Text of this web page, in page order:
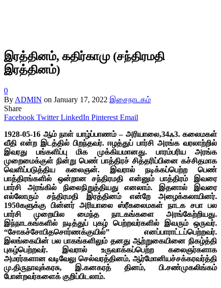
இரத்தினம், கதிர்காமு (சந்திரமதி
இரத்தினம்)
0
By ADMIN on January 17, 2022 இசைநாடகம்
Share
Facebook Twitter LinkedIn Pinterest Email
1928-05-16 ஆம் நாள் யாழ்ப்பாணம் – அரியாலை,34ஃ3. கலைமகள்
வீதி என்ற இடத்தில் பிறந்தவர். ஈழத்துப் பார்சி அரங்க வரலாற்றில்
இவரது பங்களிப்பு மிக முக்கியமானது. பாரம்பரிய அரங்க
முறைமைக்குள் நின்று பெண் பாத்திரச் சித்தரிப்பினை கச்சிதமாக
வெளிப்படுத்திய கலைஞன். இவரால் நடிக்கப்பெற்ற பெண்
பாத்திரங்களில் ஒன்றான சந்திரமதி என்னும் பாத்திரம் இவரை
பார்சி அரங்கில் நிலைநிறுத்தியது எனலாம். இதனால் இவரை
எல்லோரும் சந்திரமதி இரத்தினம் என்றே அழைக்கலாயினர்.
1950களுக்கு பின்னர் அரியாலை ஸ்ரீகலைமகள் நாடக சபா பல
பார்சி முறையில மைந்த நாடகங்களை அரங்கேற்றியது.
இந்நாடகங்களில் நடித்துப் புகழ் பெற்றவர்களில் இவரும் ஒருவர்.
“சோகச்சோபிதசொர்ணக்குயில்” எனப்பாராட்டப்பெற்றவர்.
இலங்கையின் பல பாகங்களிலும் தனது ஆற்றுகையினை நிகழ்த்தி
புகழ்பெற்றவர். இவரால் உருவாக்கப்பெற்ற கலைஞர்களாக
அமரர்களான வடிவேலு செல்வரத்தினம், ஆர்மோனியச்சக்கரவர்த்தி
மு.திருநாவுக்கரசு, இ.கனகரத் தினம், பி.சண்முகலிங்கம்
போன்றவர்களைக் குறிப்பிடலாம்.